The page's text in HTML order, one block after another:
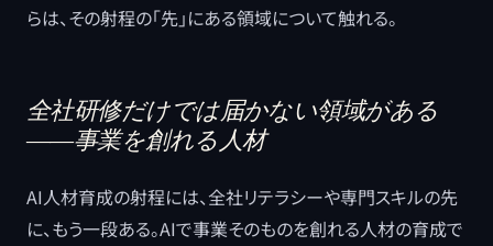
らは、その射程の「先」にある領域について触れる。
全社研修だけでは届かない領域がある
――事業を創れる人材
AI人材育成の射程には、全社リテラシーや専門スキルの先
に、もう一段ある。AIで事業そのものを創れる人材の育成で